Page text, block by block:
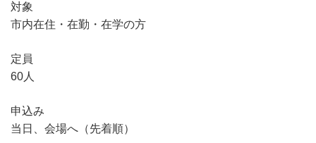
対象
市内在住・在勤・在学の方
定員
60人
申込み
当日、会場へ（先着順）